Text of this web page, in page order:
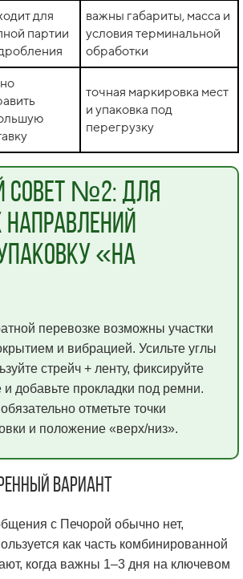
для
партии
важны габариты, масса и
условия терминальной
обработки
точная маркировка мест
и упаковка под
перегрузку
совет №2: для
направлений
«на
перевозке возможны участки
и вибрацией. Усильте углы
стрейч + ленту, фиксируйте
и добавьте прокладки под ремни.
отметьте точки
и положение «верх/низ».
вариант
с Печорой обычно нет,
как часть комбинированной
когда важны 1–3 дня на ключевом